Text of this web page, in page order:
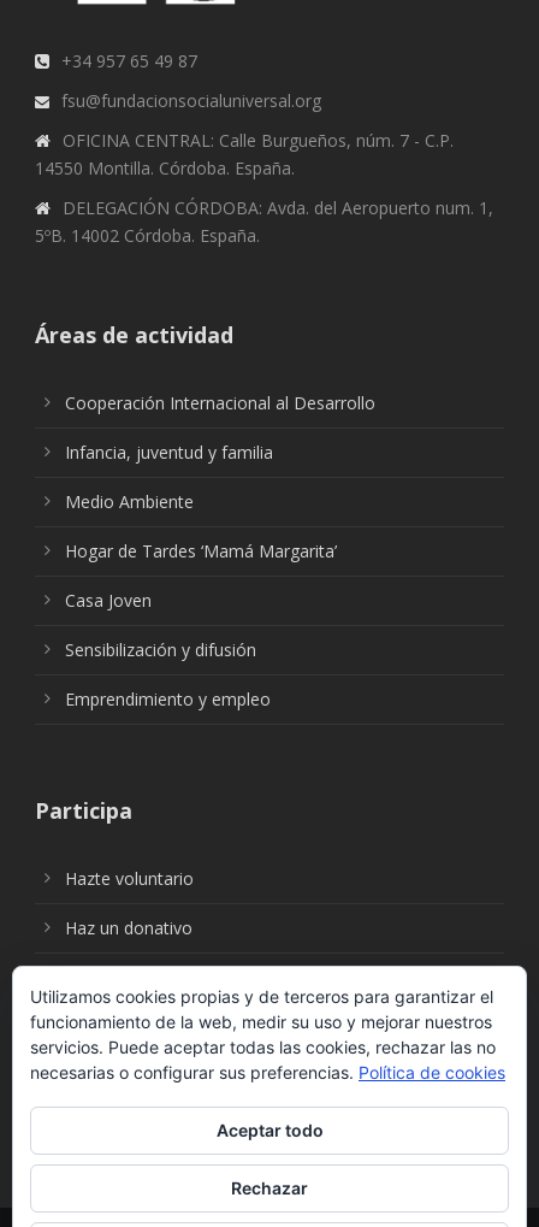
+34 957 65 49 87
fsu@fundacionsocialuniversal.org
OFICINA CENTRAL: Calle Burgueños, núm. 7 - C.P.
14550 Montilla. Córdoba. España.
DELEGACIÓN CÓRDOBA: Avda. del Aeropuerto num. 1,
5ºB. 14002 Córdoba. España.
Áreas de actividad
Cooperación Internacional al Desarrollo
Infancia, juventud y familia
Medio Ambiente
Hogar de Tardes ‘Mamá Margarita’
Casa Joven
Sensibilización y difusión
Emprendimiento y empleo
Participa
Hazte voluntario
Haz un donativo
Síguenos en:
Utilizamos cookies propias y de terceros para garantizar el
funcionamiento de la web, medir su uso y mejorar nuestros
servicios. Puede aceptar todas las cookies, rechazar las no
necesarias o configurar sus preferencias. Política de cookies
Aceptar todo
Rechazar